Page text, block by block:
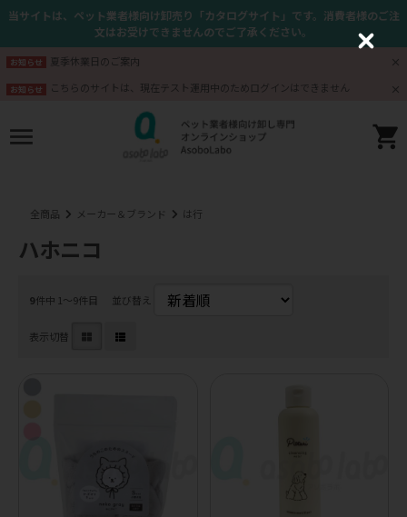
当サイトは、ペット業者様向け卸売り「カタログサイト」です。消費者様のご注
文はお受けできませんのでご了承ください。
お知らせ 夏季休業日のご案内
お知らせ こちらのサイトは、現在テスト運用中のためログインはできません
全商品 メーカー＆ブランド は行
ハホニコ
9件中 1〜9件目 並び替え
表示切替
C